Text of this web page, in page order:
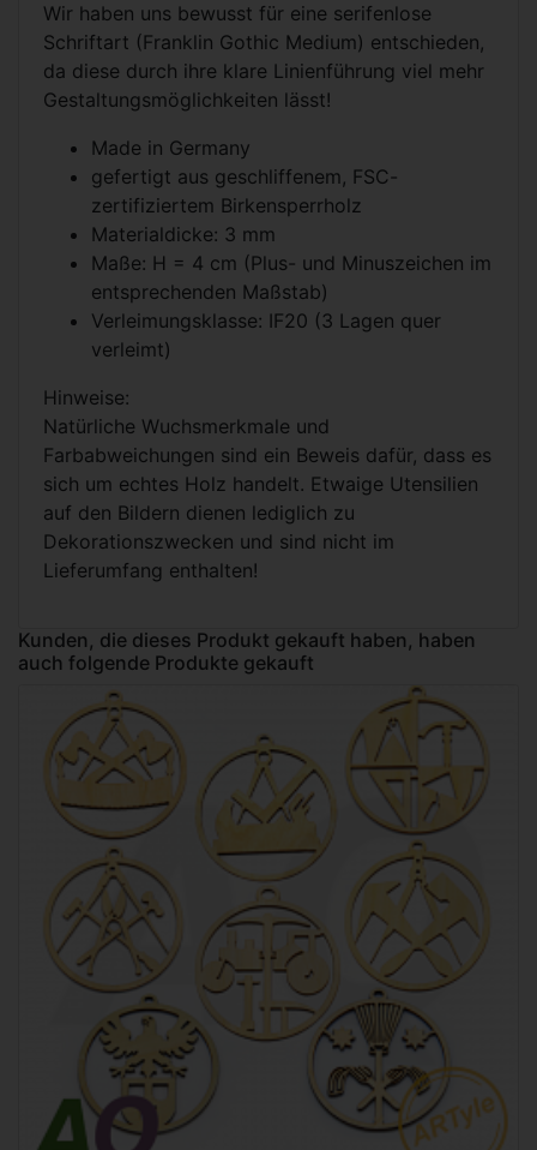
Wir haben uns bewusst für eine serifenlose
Schriftart (Franklin Gothic Medium) entschieden,
da diese durch ihre klare Linienführung viel mehr
Gestaltungsmöglichkeiten lässt!
Made in Germany
gefertigt aus geschliffenem, FSC-
zertifiziertem Birkensperrholz
Materialdicke: 3 mm
Maße: H = 4 cm (Plus- und Minuszeichen im
entsprechenden Maßstab)
Verleimungsklasse: IF20 (3 Lagen quer
verleimt)
Hinweise:
Natürliche Wuchsmerkmale und
Farbabweichungen sind ein Beweis dafür, dass es
sich um echtes Holz handelt. Etwaige Utensilien
auf den Bildern dienen lediglich zu
Dekorationszwecken und sind nicht im
Lieferumfang enthalten!
Kunden, die dieses Produkt gekauft haben, haben
auch folgende Produkte gekauft